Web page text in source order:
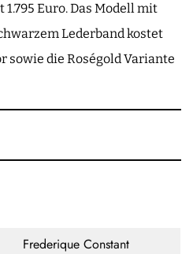
Euro. Das Modell mit
Lederband kostet
sowie die Roségold Variante
Frederique Constant